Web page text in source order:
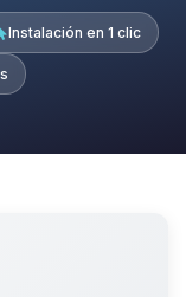
Instalación en 1 clic